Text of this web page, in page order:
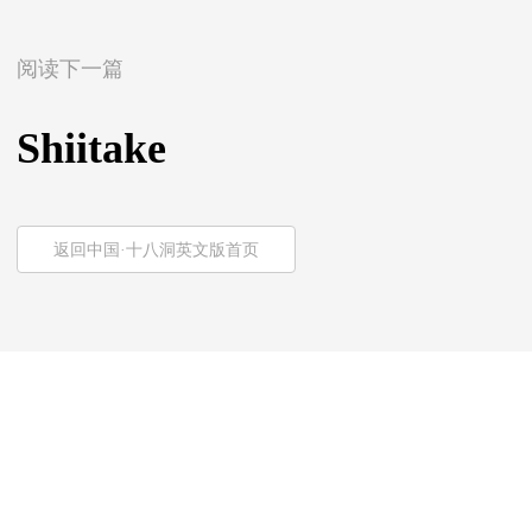
阅读下一篇
Shiitake
返回中国·十八洞英文版首页